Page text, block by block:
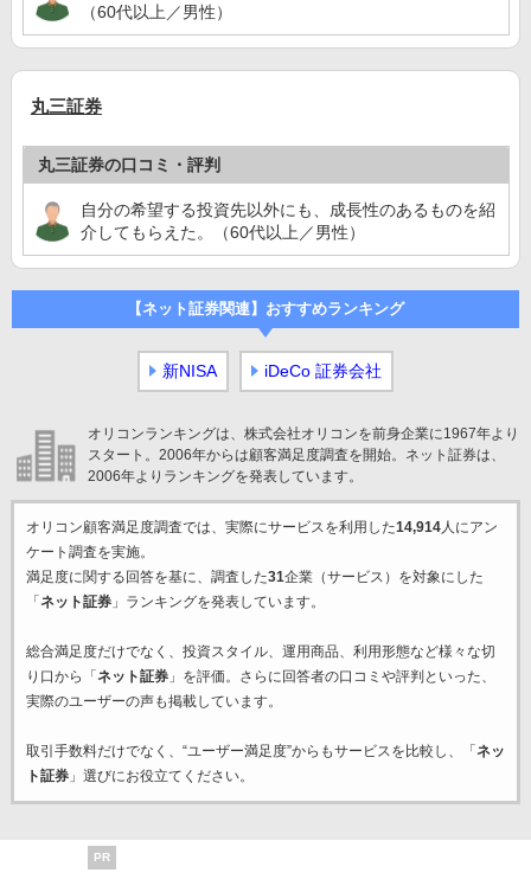
（60代以上／男性）
丸三証券
丸三証券の口コミ・評判
自分の希望する投資先以外にも、成長性のあるものを紹
介してもらえた。（60代以上／男性）
【ネット証券関連】おすすめランキング
新NISA iDeCo 証券会社
オリコンランキングは、株式会社オリコンを前身企業に1967年より
スタート。2006年からは顧客満足度調査を開始。ネット証券は、
2006年よりランキングを発表しています。
オリコン顧客満足度調査では、実際にサービスを利用した14,914人にアン
ケート調査を実施。
満足度に関する回答を基に、調査した31企業（サービス）を対象にした
「ネット証券」ランキングを発表しています。
総合満足度だけでなく、投資スタイル、運用商品、利用形態など様々な切
り口から「ネット証券」を評価。さらに回答者の口コミや評判といった、
実際のユーザーの声も掲載しています。
取引手数料だけでなく、“ユーザー満足度”からもサービスを比較し、「ネッ
ト証券」選びにお役立てください。
PR